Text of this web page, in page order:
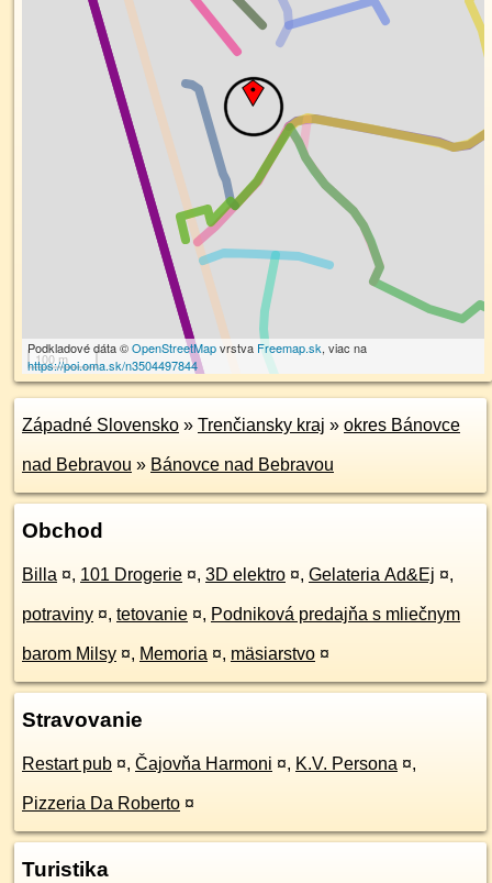
100 m
Podkladové dáta ©OpenStreetMapvrstva Freemap.sk, viac na
https://poi.oma.sk/n3504497844
Západné Slovensko » Trenčiansky kraj » okres Bánovce
nad Bebravou » Bánovce nad Bebravou
Obchod
Billa ¤, 101 Drogerie ¤, 3D elektro ¤, Gelateria Ad&Ej ¤,
potraviny ¤, tetovanie ¤, Podniková predajňa s mliečnym
barom Milsy ¤, Memoria ¤, mäsiarstvo ¤
Stravovanie
Restart pub ¤, Čajovňa Harmoni ¤, K.V. Persona ¤,
Pizzeria Da Roberto ¤
Turistika